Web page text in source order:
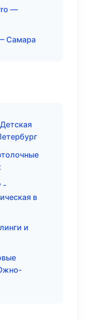
—
Самара
-
в
и